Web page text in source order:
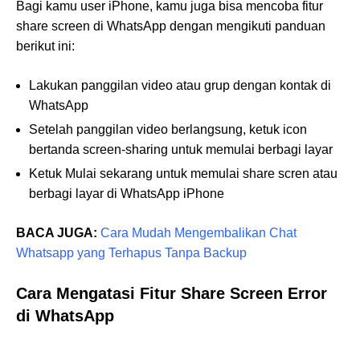
Bagi kamu user iPhone, kamu juga bisa mencoba fitur
share screen di WhatsApp dengan mengikuti panduan
berikut ini:
Lakukan panggilan video atau grup dengan kontak di
WhatsApp
Setelah panggilan video berlangsung, ketuk icon
bertanda screen-sharing untuk memulai berbagi layar
Ketuk Mulai sekarang untuk memulai share scren atau
berbagi layar di WhatsApp iPhone
BACA JUGA: Cara Mudah Mengembalikan Chat
Whatsapp yang Terhapus Tanpa Backup
Cara Mengatasi Fitur Share Screen Error
di WhatsApp